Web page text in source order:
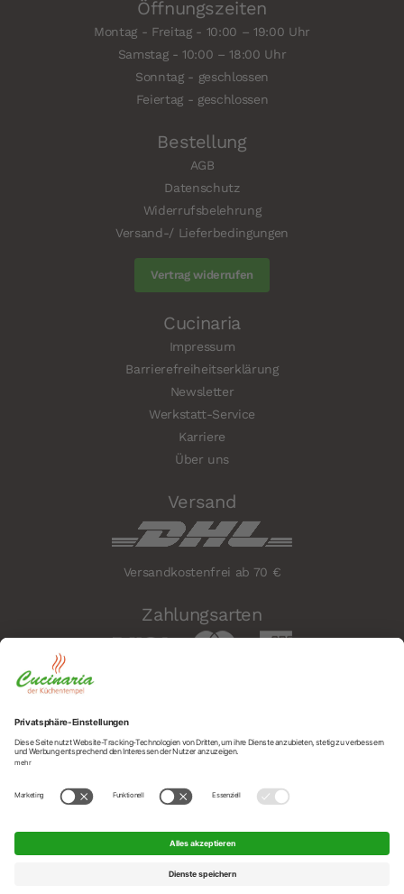
Öffnungszeiten
Montag - Freitag - 10:00 – 19:00 Uhr
Samstag - 10:00 – 18:00 Uhr
Sonntag - geschlossen
Feiertag - geschlossen
Bestellung
AGB
Datenschutz
Widerrufsbelehrung
Versand-/ Lieferbedingungen
Vertrag widerrufen
Cucinaria
Impressum
Barrierefreiheitserklärung
Newsletter
Werkstatt-Service
Karriere
Über uns
Versand
Versandkostenfrei ab 70 €
Zahlungsarten
Sicherheit
Social